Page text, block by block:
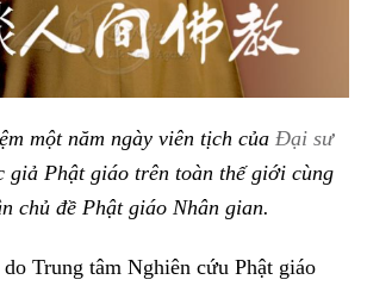
một năm ngày viên tịch của Đại sư
giả Phật giáo trên toàn thế giới cùng
chủ đề Phật giáo Nhân gian.
Trung tâm Nghiên cứu Phật giáo